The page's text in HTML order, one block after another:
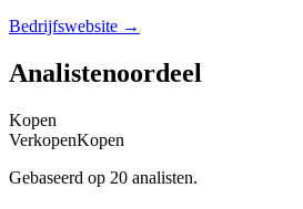
Bedrijfswebsite →
Analistenoordeel
Kopen
VerkopenKopen
Gebaseerd op 20 analisten.